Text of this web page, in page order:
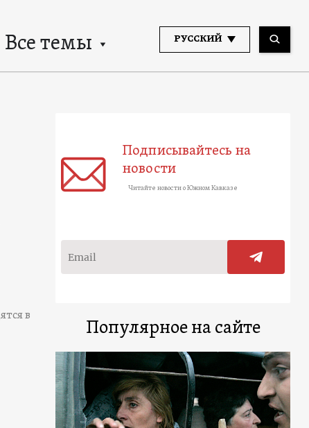
Все темы РУССКИЙ
в
Подписывайтесь на
новости
Читайте новости о Южном Кавказе
Популярное на сайте